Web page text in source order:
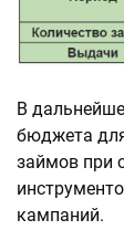
В
бюджета
займов при
кампаний.